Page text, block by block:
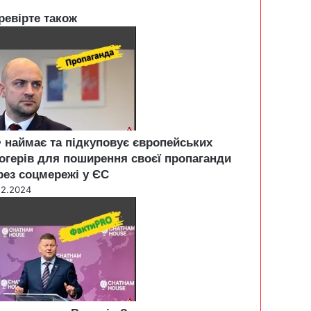
також
та підкуповує європейських
для поширення своєї пропаганди
соцмережі у ЄС